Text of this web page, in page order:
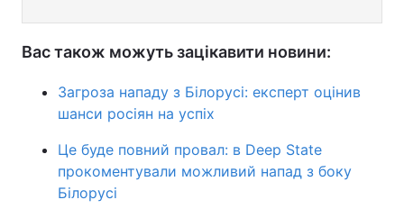
Вас також можуть зацікавити новини:
Загроза нападу з Білорусі: експерт оцінив
шанси росіян на успіх
Це буде повний провал: в Deep State
прокоментували можливий напад з боку
Білорусі